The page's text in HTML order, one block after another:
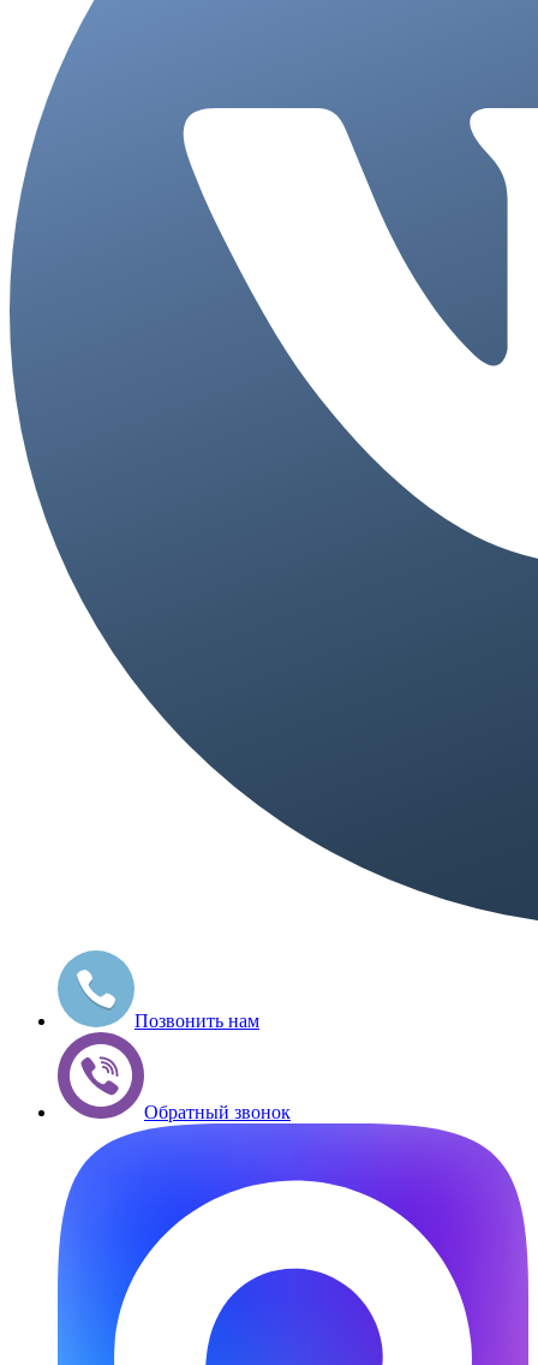
Позвонить нам
Обратный звонок